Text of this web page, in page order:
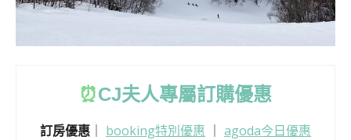
⏰CJ夫人專屬訂購優惠
訂房優惠 booking特別優惠
agoda今日優惠